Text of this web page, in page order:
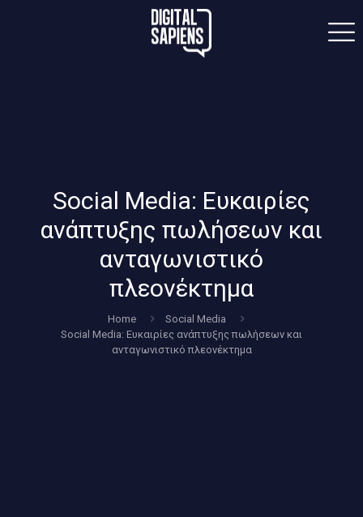
Social Media: Ευκαιρίες
ανάπτυξης πωλήσεων και
ανταγωνιστικό
πλεονέκτημα
Home
Social Media
Social Media: Ευκαιρίες ανάπτυξης πωλήσεων και
ανταγωνιστικό πλεονέκτημα